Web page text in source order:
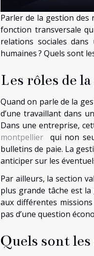
Parler de la gestion des
fonction transversale
relations sociales
humaines ? Quels sont
Les rôles de
Quand on parle de la
d’une travaillant dans
Dans une entreprise,
montpellier qui non
bulletins de paie. La
anticiper sur les
Par ailleurs, la section
plus grande tâche est la
aux différentes
pas d’une question
Quels sont